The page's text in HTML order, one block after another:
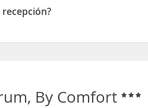
By Comfort